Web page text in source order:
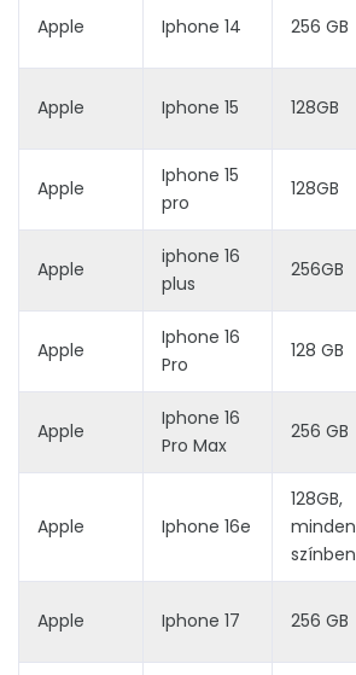
Apple Iphone 14 256 GB
Apple Iphone 15 128GB
Apple
Iphone 15
pro
128GB
Apple
iphone 16
plus
256GB
Apple
Iphone 16
Pro
128 GB
Apple
Iphone 16
Pro Max
256 GB
Apple Iphone 16e
128GB,
minden
színben
Apple Iphone 17 256 GB